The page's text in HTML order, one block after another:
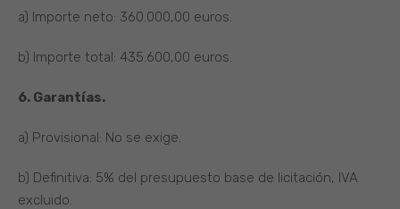
a) Importe neto: 360.000,00 euros.
b) Importe total: 435.600,00 euros.
6. Garantías.
a) Provisional: No se exige.
b) Definitiva: 5% del presupuesto base de licitación, IVA
excluido.